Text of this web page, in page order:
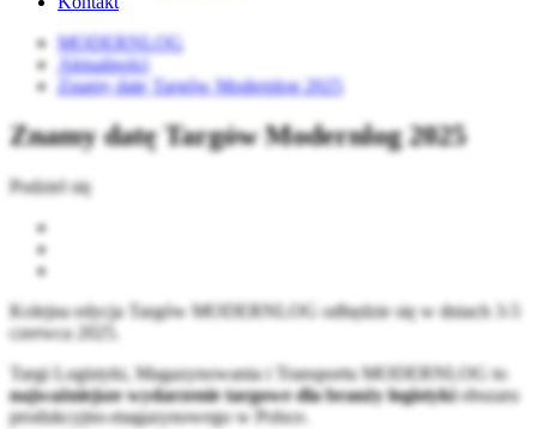
MODERNLOG
Aktualności
Znamy datę Targów Modernlog 2025
Znamy datę Targów Modernlog 2025
Podziel się
Kolejna edycja Targów MODERNLOG odbędzie się w dniach 3-5
czerwca 2025.
Targi Logistyki, Magazynowania i Transportu MODERNLOG to
najważniejsze wydarzenie targowe dla branży logistykiobszaru
produkcyjno-magazynowego w Polsce.